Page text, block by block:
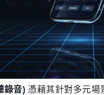
錄音) 憑藉其針對多元場